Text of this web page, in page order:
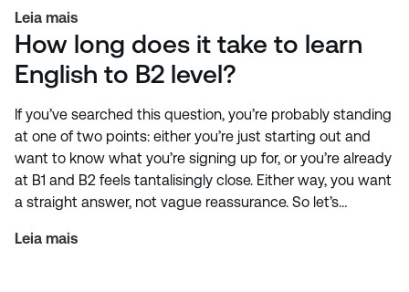
Leia mais
How long does it take to learn
English to B2 level?
If you’ve searched this question, you’re probably standing
at one of two points: either you’re just starting out and
want to know what you’re signing up for, or you’re already
at B1 and B2 feels tantalisingly close. Either way, you want
a straight answer, not vague reassurance. So let’s…
Leia mais